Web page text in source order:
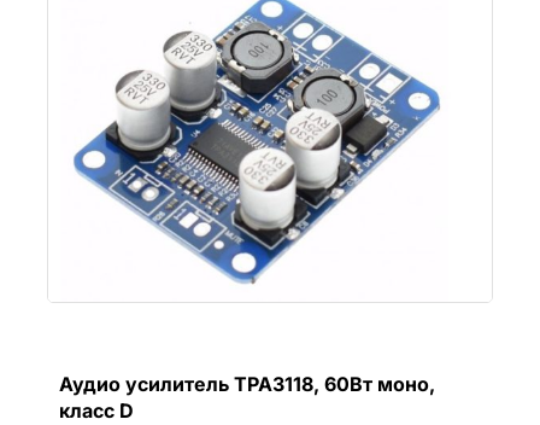
Аудио усилитель TPA3118, 60Вт моно,
класс D